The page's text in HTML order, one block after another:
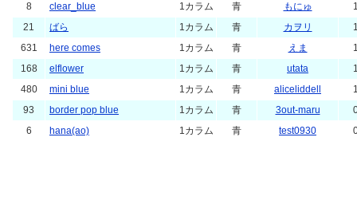
8
clear_blue 1カラム 青 もにゅ
21
ばら 1カラム 青 カヲリ
631
here comes 1カラム 青 えま
168
elflower 1カラム 青 utata
480
mini blue 1カラム 青 aliceliddell
93
border pop blue 1カラム 青 3out-maru
6
hana(ao) 1カラム 青 test0930